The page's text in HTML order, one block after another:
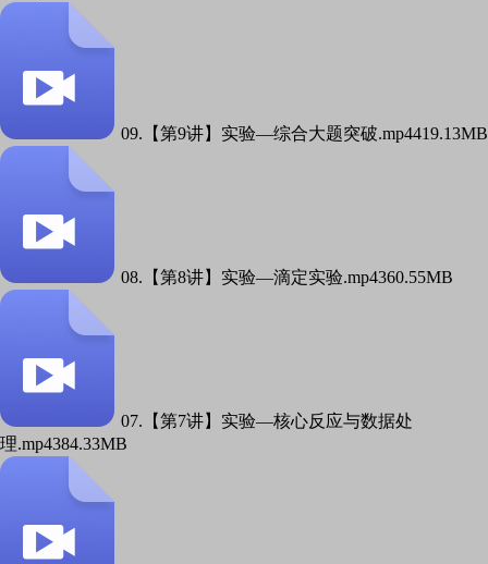
09.【第9讲】实验—综合大题突破.mp4419.13MB
08.【第8讲】实验—滴定实验.mp4360.55MB
07.【第7讲】实验—核心反应与数据处
理.mp4384.33MB